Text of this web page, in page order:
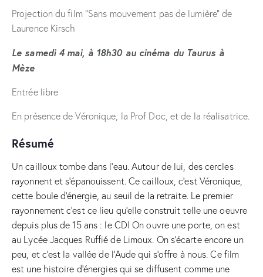
Projection du film “Sans mouvement pas de lumière” de
Laurence Kirsch
Le samedi 4 mai, à 18h30 au cinéma du Taurus à
Mèze
Entrée libre
En présence de Véronique, la Prof Doc, et de la réalisatrice.
Résumé
Un cailloux tombe dans l’eau. Autour de lui, des cercles
rayonnent et s’épanouissent. Ce cailloux, c’est Véronique,
cette boule d’énergie, au seuil de la retraite. Le premier
rayonnement c’est ce lieu qu’elle construit telle une oeuvre
depuis plus de 15 ans : le CDI On ouvre une porte, on est
au Lycée Jacques Ruffié de Limoux. On s’écarte encore un
peu, et c’est la vallée de l’Aude qui s’offre à nous. Ce film
est une histoire d’énergies qui se diffusent comme une